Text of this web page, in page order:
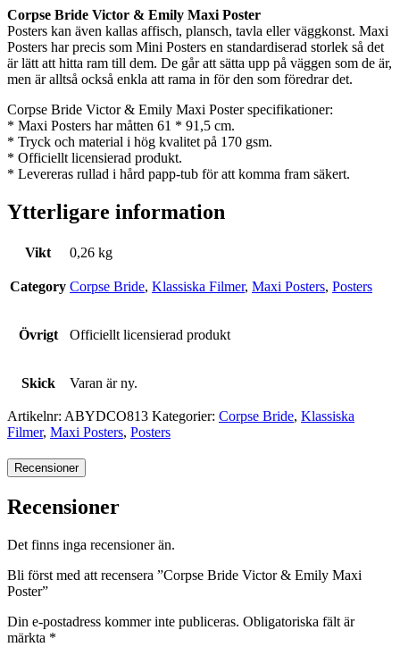
Corpse Bride Victor & Emily Maxi Poster
Posters kan även kallas affisch, plansch, tavla eller väggkonst. Maxi
Posters har precis som Mini Posters en standardiserad storlek så det
är lätt att hitta ram till dem. De går att sätta upp på väggen som de är,
men är alltså också enkla att rama in för den som föredrar det.
Corpse Bride Victor & Emily Maxi Poster specifikationer:
* Maxi Posters har måtten 61 * 91,5 cm.
* Tryck och material i hög kvalitet på 170 gsm.
* Officiellt licensierad produkt.
* Levereras rullad i hård papp-tub för att komma fram säkert.
Ytterligare information
Vikt 0,26 kg
Category Corpse Bride, Klassiska Filmer, Maxi Posters, Posters
Övrigt Officiellt licensierad produkt
Skick Varan är ny.
Artikelnr: ABYDCO813 Kategorier: Corpse Bride, Klassiska
Filmer, Maxi Posters, Posters
Recensioner
Recensioner
Det finns inga recensioner än.
Bli först med att recensera ”Corpse Bride Victor & Emily Maxi
Poster”
Din e-postadress kommer inte publiceras. Obligatoriska fält är
märkta *